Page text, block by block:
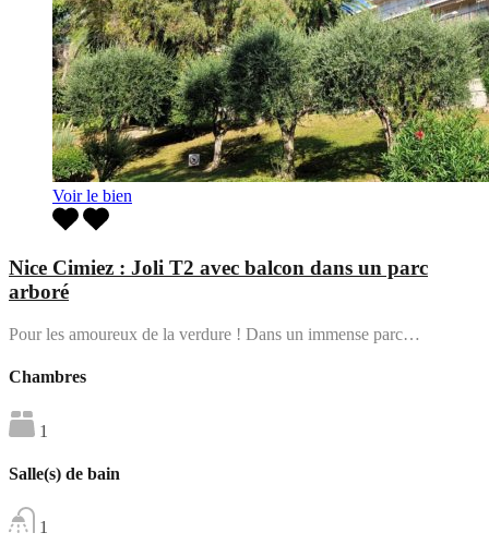
Voir le bien
Nice Cimiez : Joli T2 avec balcon dans un parc
arboré
Pour les amoureux de la verdure ! Dans un immense parc…
Chambres
1
Salle(s) de bain
1